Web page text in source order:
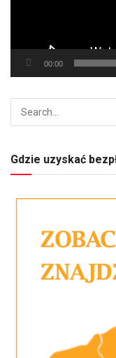
00:00
Gdzie uzyskać